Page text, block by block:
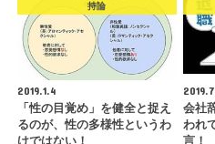
持論
2019.1.4
「性の目覚め」を健全と捉え
るのが、性の多様性というわ
会社
われ